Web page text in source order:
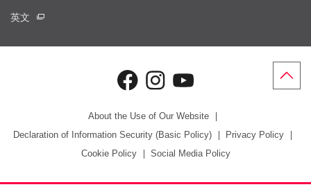
英文
About the Use of Our Website
Declaration of Information Security (Basic Policy)
Privacy Policy
Cookie Policy
Social Media Policy